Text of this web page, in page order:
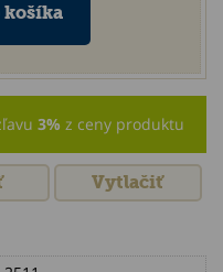
3% z ceny produktu
Vytlačiť